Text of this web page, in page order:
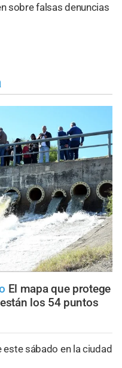
sobre falsas denuncias
El mapa que protege
los 54 puntos
sábado en la ciudad